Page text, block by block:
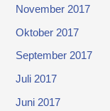
November 2017
Oktober 2017
September 2017
Juli 2017
Juni 2017